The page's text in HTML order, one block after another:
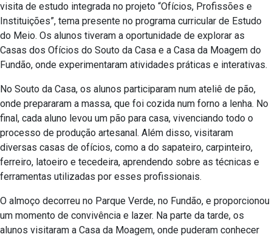
visita de estudo integrada no projeto “Ofícios, Profissões e
Instituições”, tema presente no programa curricular de Estudo
do Meio. Os alunos tiveram a oportunidade de explorar as
Casas dos Ofícios do Souto da Casa e a Casa da Moagem do
Fundão, onde experimentaram atividades práticas e interativas.
No Souto da Casa, os alunos participaram num ateliê de pão,
onde prepararam a massa, que foi cozida num forno a lenha. No
final, cada aluno levou um pão para casa, vivenciando todo o
processo de produção artesanal. Além disso, visitaram
diversas casas de ofícios, como a do sapateiro, carpinteiro,
ferreiro, latoeiro e tecedeira, aprendendo sobre as técnicas e
ferramentas utilizadas por esses profissionais.
O almoço decorreu no Parque Verde, no Fundão, e proporcionou
um momento de convivência e lazer. Na parte da tarde, os
alunos visitaram a Casa da Moagem, onde puderam conhecer